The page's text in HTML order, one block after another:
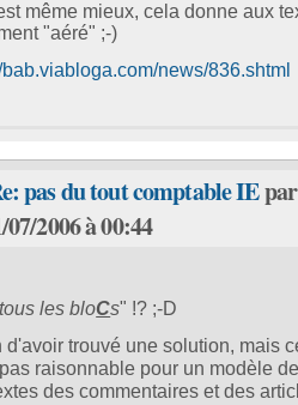
même mieux, cela donne aux
"aéré" ;-)
bab.viabloga.com/news/836.shtml
pas du tout comptable IE
2006 à 00:44
tous les bloCs" !? ;-D
d'avoir trouvé une solution, mais
raisonnable pour un modèle
des commentaires et des